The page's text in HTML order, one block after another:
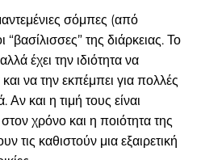
σόμπες (από
της διάρκειας. Το
έχει την ιδιότητα να
να την εκπέμπει για πολλές
και η τιμή τους είναι
χρόνο και η ποιότητα της
καθιστούν μια εξαιρετική